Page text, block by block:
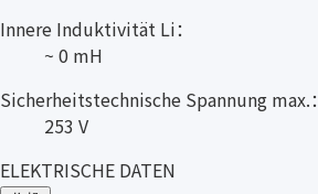
Innere Induktivität Li：
~ 0 mH
Sicherheitstechnische Spannung max.：
253 V
ELEKTRISCHE DATEN